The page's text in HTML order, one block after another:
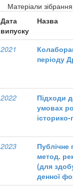
Матеріали
Дата
випуску
Назва
2021
періоду
2022
Підходи
умовах
2023
Публічне
метод.
(для
денної